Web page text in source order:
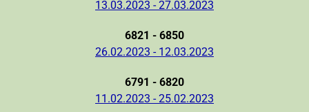
13.03.2023 - 27.03.2023
6821 - 6850
26.02.2023 - 12.03.2023
6791 - 6820
11.02.2023 - 25.02.2023